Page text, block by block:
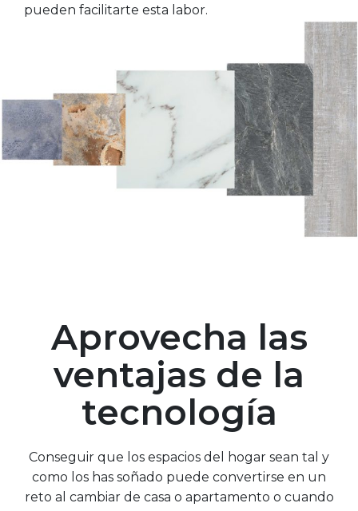
pueden facilitarte esta labor.
Aprovecha las
ventajas de la
tecnología
Conseguir que los espacios del hogar sean tal y
como los has soñado puede convertirse en un
reto al cambiar de casa o apartamento o cuando